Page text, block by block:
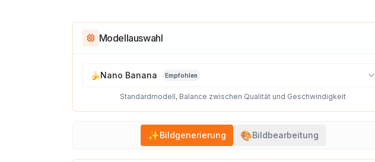
Modellauswahl
🍌Nano Banana Empfohlen
Standardmodell, Balance zwischen Qualität und Geschwindigkeit
✨Bildgenerierung 🎨Bildbearbeitung